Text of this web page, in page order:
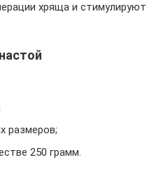
хряща и стимулируют
размеров;
250 грамм.